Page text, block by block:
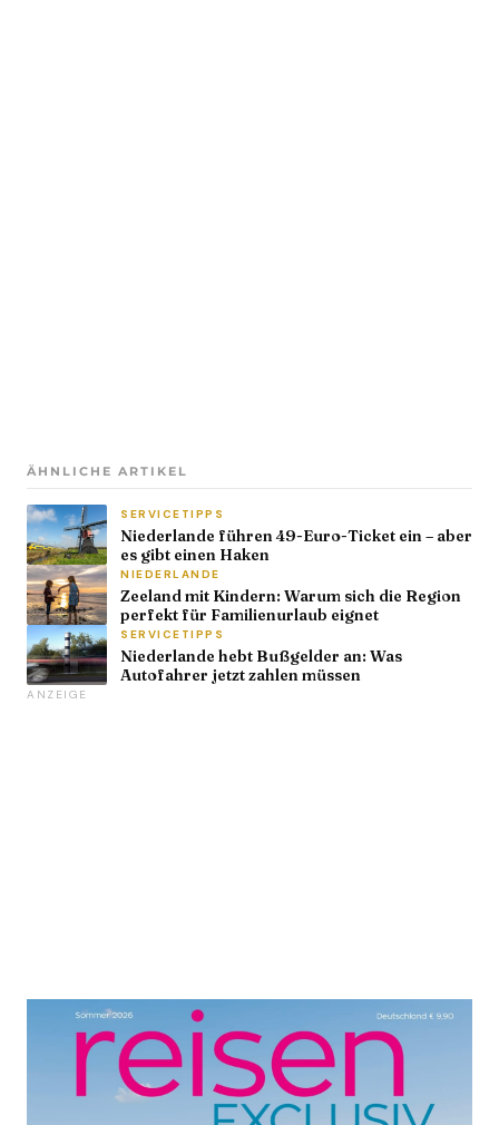
ÄHNLICHE ARTIKEL
SERVICETIPPS
Niederlande führen 49-Euro-Ticket ein – aber
es gibt einen Haken
NIEDERLANDE
Zeeland mit Kindern: Warum sich die Region
perfekt für Familienurlaub eignet
SERVICETIPPS
Niederlande hebt Bußgelder an: Was
Autofahrer jetzt zahlen müssen
ANZEIGE